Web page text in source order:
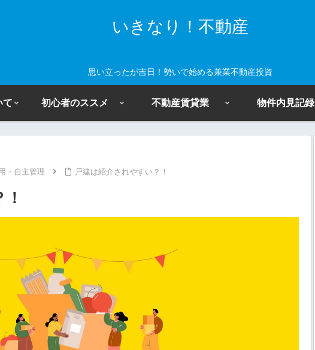
いきなり！不動産
思い立ったが吉日！勢いで始める兼業不動産投資
て 初心者のススメ 不動産賃貸業 物件内見記録
・自主管理 戸建は紹介されやすい？！